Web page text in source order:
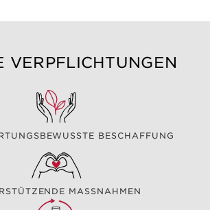
VERPFLICHTUNGEN
BESCHAFFUNG
MASSNAHMEN